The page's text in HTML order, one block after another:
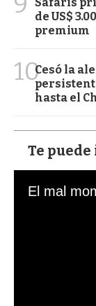
de US$
premium
10Cesó la
hasta el
Te